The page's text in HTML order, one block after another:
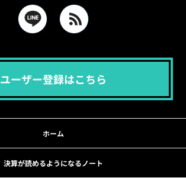
ユーザー登録はこちら
ホーム
決算が読めるようになるノート